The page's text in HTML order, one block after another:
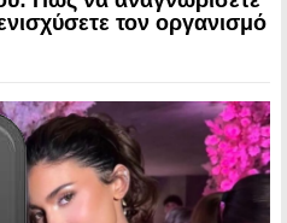
τον οργανισμό